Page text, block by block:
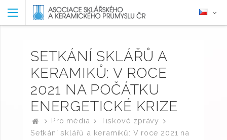
SETKÁNÍ SKLÁŘŮ A
KERAMIKŮ: V ROCE
2021 NA POČÁTKU
ENERGETICKÉ KRIZE
Pro média
Tiskové zprávy
Setkání sklářů a keramiků: V roce 2021 na